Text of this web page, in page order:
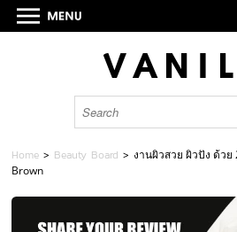
Home > Beauty Board > งานผิวสวย ผิวปัง ด้วย
Brown